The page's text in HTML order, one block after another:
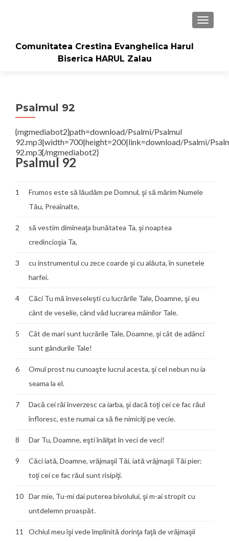
Comunitatea Crestina Evanghelica Harul
Biserica HARUL Zalau
Psalmul 92
{mgmediabot2}path=download/Psalmi/Psalmul
92.mp3|width=700|height=200|link=download/Psalmi/
92.mp3{/mgmediabot2}
Psalmul 92
1
Frumos este să lăudăm pe Domnul, şi să mărim Numele
Tău, Preaînalte,
2
să vestim dimineaţa bunătatea Ta, şi noaptea
credincioşia Ta,
3
cu instrumentul cu zece coarde şi cu alăuta, în sunetele
harfei.
4
Căci Tu mă înveseleşti cu lucrările Tale, Doamne, şi eu
cânt de veselie, când văd lucrarea mâinilor Tale.
5
Cât de mari sunt lucrările Tale, Doamne, şi cât de adânci
sunt gândurile Tale!
6
Omul prost nu cunoaşte lucrul acesta, şi cel nebun nu ia
seama la el.
7
Dacă cei răi înverzesc ca iarba, şi dacă toţi cei ce fac răul
înfloresc, este numai ca să fie nimiciţi pe vecie.
8 Dar Tu, Doamne, eşti înălţat în veci de veci!
9
Căci iată, Doamne, vrăjmaşii Tăi, iată vrăjmaşii Tăi pier:
toţi cei ce fac răul sunt risipiţi.
10 Dar mie, Tu-mi dai puterea bivolului, şi m-ai stropit cu
untdelemn proaspăt.
11
Ochiul meu îşi vede împlinită dorinţa faţă de vrăjmaşii